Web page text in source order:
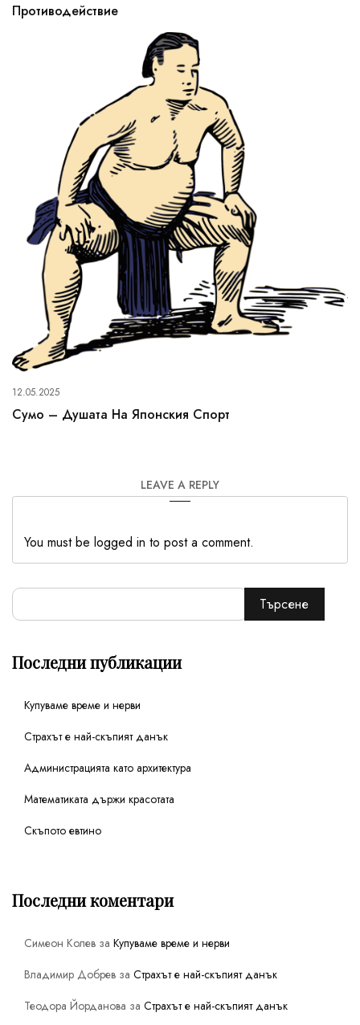
Противодействие
12.05.2025
Сумо – Душата На Японския Спорт
LEAVE A REPLY
You must be logged in to post a comment.
Търсене
Последни публикации
Купуваме време и нерви
Страхът е най-скъпият данък
Администрацията като архитектура
Математиката държи красотата
Скъпото евтино
Последни коментари
Симеон Колев за Купуваме време и нерви
Владимир Добрев за Страхът е най-скъпият данък
Теодора Йорданова за Страхът е най-скъпият данък